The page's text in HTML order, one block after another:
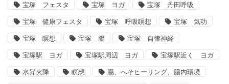
宝塚 フェスタ 宝塚 ヨガ 宝塚 丹田呼吸
宝塚 健康フェスタ 宝塚 呼吸瞑想 宝塚 気功
宝塚 瞑想 宝塚 腸 宝塚 自律神経
宝塚駅 ヨガ 宝塚駅周辺 ヨガ 宝塚駅近く ヨガ
水昇火降 瞑想 腸、へそヒーリング、腸内環境